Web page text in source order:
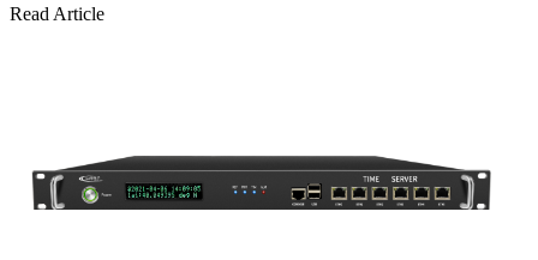
Read Article